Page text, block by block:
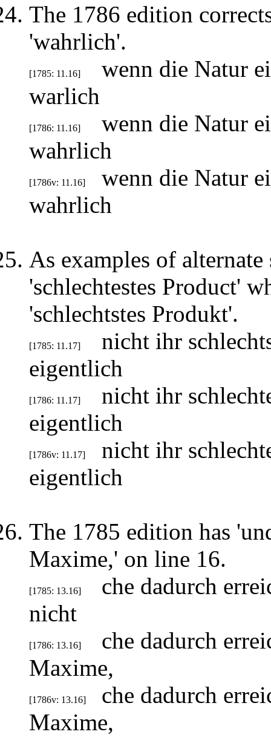
The 1786 edition
'wahrlich'.
[1785: 11.16]
wenn die Natur
warlich
[1786: 11.16]
wenn die Natur
wahrlich
[1786v: 11.16]
wenn die Natur
wahrlich
As examples of
'schlechtestes Product'
'schlechtstes Produkt'.
[1785: 11.17]
nicht ihr
eigentlich
[1786: 11.17]
nicht ihr
eigentlich
[1786v: 11.17]
nicht ihr
eigentlich
The 1785 edition has
Maxime,' on line 16.
[1785: 13.16]
che dadurch
nicht
[1786: 13.16]
che dadurch
Maxime,
[1786v: 13.16]
che dadurch
Maxime,